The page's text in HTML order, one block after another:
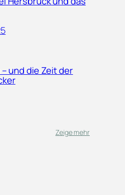
und die Zeit der
Zeige mehr